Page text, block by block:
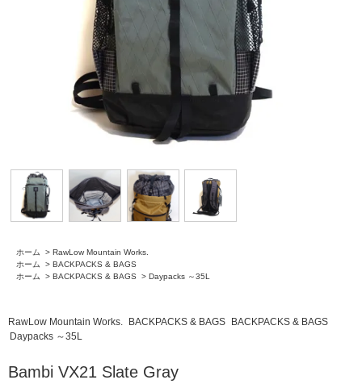
ホーム > RawLow Mountain Works.
ホーム
> BACKPACKS & BAGS
ホーム
> BACKPACKS & BAGS > Daypacks ～35L
RawLow Mountain Works. BACKPACKS & BAGS
BACKPACKS & BAGS
Daypacks ～35L
Bambi VX21 Slate Gray